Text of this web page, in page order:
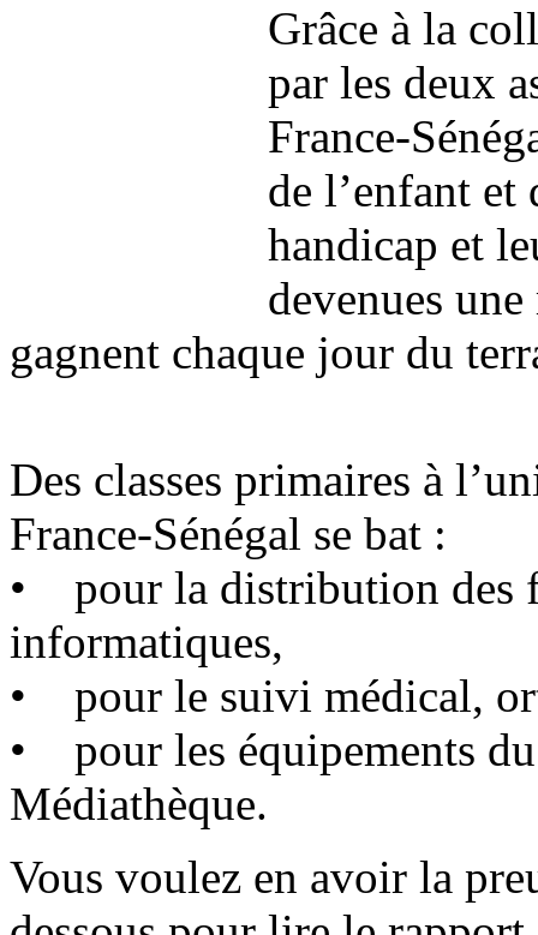
Grâce à la
par les deux
France-
de l’enfant et
handicap et
devenues
gagnent chaque jour du
Des classes primaires à
France-Sénégal se bat :
• pour la distribution des
informatiques,
• pour le suivi médical,
• pour les équipements
Médiathèque.
Vous voulez en avoir la